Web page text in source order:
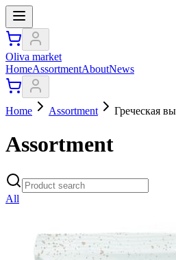
Oliva market
HomeAssortmentAboutNews
Home Assortment Греческая
Assortment
All